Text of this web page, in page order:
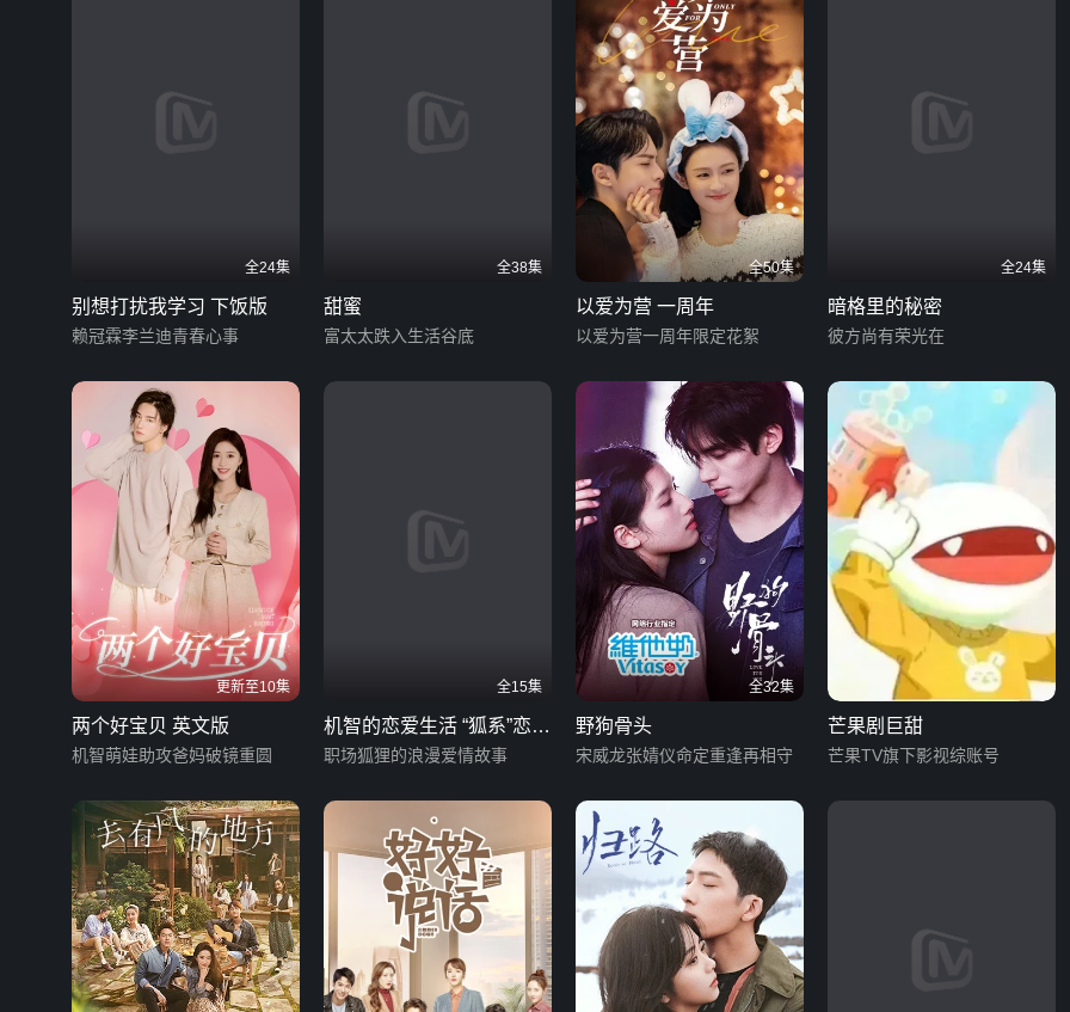
全24集
别想打扰我学习 下饭版
赖冠霖李兰迪青春心事
全38集
甜蜜
富太太跌入生活谷底
全50集
以爱为营 一周年
以爱为营一周年限定花絮
全24集
暗格里的秘密
彼方尚有荣光在
更新至10集
两个好宝贝 英文版
机智萌娃助攻爸妈破镜重圆
全15集
机智的恋爱生活 “狐系”恋爱
手册
职场狐狸的浪漫爱情故事
全32集
野狗骨头
宋威龙张婧仪命定重逢再相守
芒果剧巨甜
芒果TV旗下影视综账号